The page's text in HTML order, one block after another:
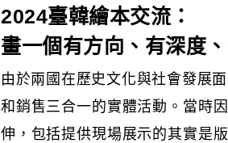
2024臺韓繪本交流：
畫一個有方向、有深度
由於兩國在歷史文化與社會發展
和銷售三合一的實體活動。當時
伸，包括提供現場展示的其實是